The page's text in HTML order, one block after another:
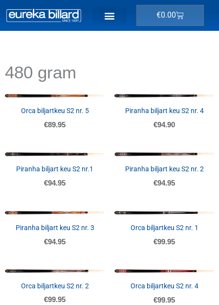
naar
de
€0.00
480 gram
NIET OP VOORRAAD
Orca biljartkeu S2 nr. 5
€89.95
Piranha biljart keu S2 nr. 4
€94.90
Piranha biljart keu S2 nr.1
€94.95
Piranha biljart keu S2 nr. 2
€94.95
Piranha biljart keu S2 nr. 3
€94.95
Orca biljartkeu S2 nr. 1
€99.95
Orca biljartkeu S2 nr. 2
€99.95
Orca biljartkeu S2 nr. 4
€99.95